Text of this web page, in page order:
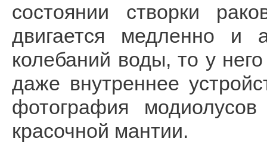
состоянии створки
двигается медленно и
колебаний воды, то у
даже внутреннее
фотография
красочной мантии.